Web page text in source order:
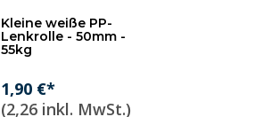
Kleine weiße PP-
Lenkrolle - 50mm -
55kg
1,90 €*
(2,26 inkl. MwSt.)